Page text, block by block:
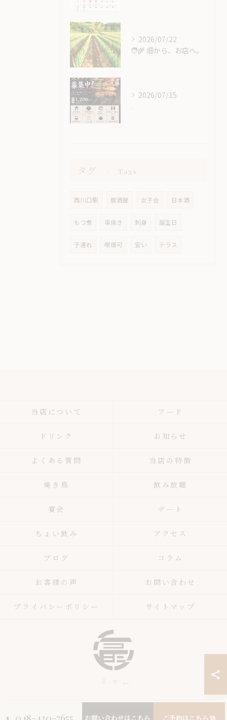
2026/07/22
🧑‍🌾 畑から、お店へ。
2026/07/15
.
タグ Tags
西川口駅 居酒屋 女子会 日本酒
もつ煮 串焼き 刺身 誕生日
子連れ 喫煙可 安い テラス
048-430-7655 お問い合わせはこちら ご予約はこちら
当店について フード
ドリンク お知らせ
よくある質問 当店の特徴
焼き鳥 飲み放題
宴会 デート
ちょい飲み アクセス
ブログ コラム
お客様の声 お問い合わせ
プライバシーポリシー サイトマップ